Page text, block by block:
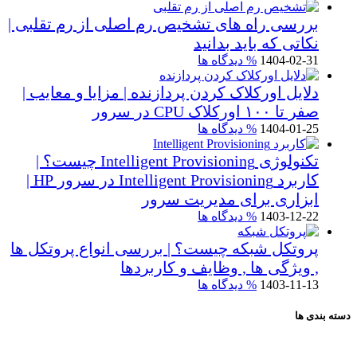
بررسی راه های تشخیص رم اصلی از رم تقلبی |
نکاتی که باید بدانید
1404-02-31 % دیدگاه ها
دلایل اورکلاک کردن پردازنده | مزایا و معایب |
صفر تا ۱۰۰ اورکلاک CPU در سرور
1404-01-25 % دیدگاه ها
تکنولوژی Intelligent Provisioning چیست؟ |
کاربرد Intelligent Provisioning در سرور HP |
ابزاری برای مدیریت سرور
1403-12-22 % دیدگاه ها
پروتکل شبکه چیست؟ | بررسی انواع پروتکل ها
, ویژگی ها , وظایف و کاربردها
1403-11-13 % دیدگاه ها
دسته بندی ها